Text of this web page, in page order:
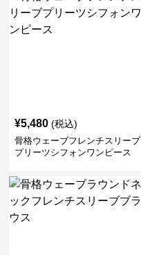
¥5,480 (税込)
骨格ウェーブフレンチスリーブ
プリーツシフォンワンピース